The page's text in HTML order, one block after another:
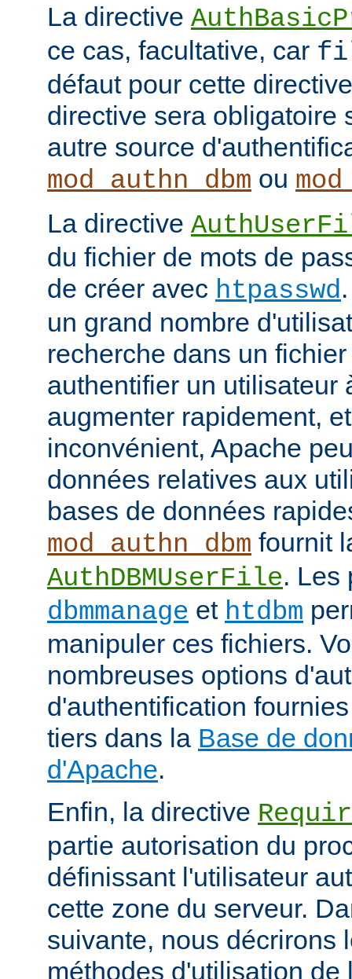
La directive
ce cas, facultative, car
défaut pour cette
directive sera obligatoire
autre source
mod_authn_dbm ou
La directive
du fichier de mots de
de créer avec htpasswd
un grand nombre
recherche dans un
authentifier un utilisateur
augmenter rapidement,
inconvénient, Apache
données relatives aux
bases de données
mod_authn_dbm fournit
AuthDBMUserFile. Les
dbmmanage et htdbm
manipuler ces fichiers.
nombreuses options
d'authentification
tiers dans la Base de
d'Apache.
Enfin, la directive
partie autorisation du
définissant l'utilisateur
cette zone du serveur.
suivante, nous décrirons
méthodes d'utilisation de